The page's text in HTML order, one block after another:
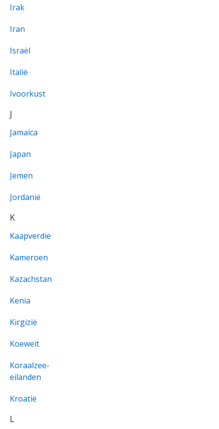
Irak
Iran
Israël
Italië
Ivoorkust
J
Jamaica
Japan
Jemen
Jordanië
K
Kaapverdië
Kameroen
Kazachstan
Kenia
Kirgizië
Koeweit
Koraalzee-
eilanden
Kroatië
L